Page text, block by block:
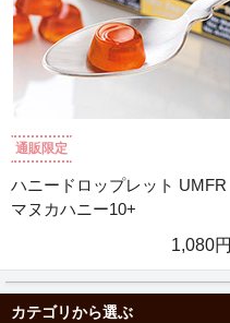
通販限定
ハニードロップレット UMFR
マヌカハニー10+
1,080円
カテゴリから選ぶ